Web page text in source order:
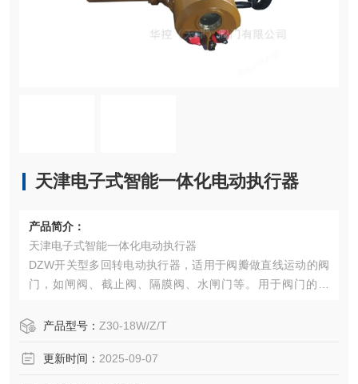
天津电子式智能一体化电动执行器
产品简介：
天津电子式智能一体化电动执行器
DZW开关型多回转电动执行器，适用于阀瓣做直线运动的阀
门，如闸阀、截止阀、隔膜阀、水闸门等。用于阀门的开
置。他们具有功能全、性能可靠、控制系统、体积小、重量
工、造纸、污水处理等部门。
产品型号： Z30-18W/Z/T
更新时间： 2025-09-07